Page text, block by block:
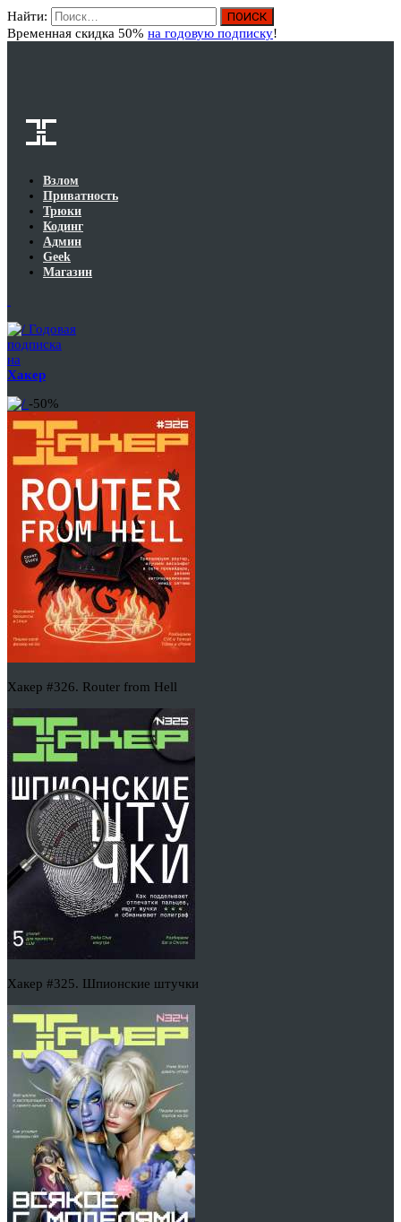
Найти:
Временная скидка 50% на годовую подписку!
Взлом
Приватность
Трюки
Кодинг
Админ
Geek
Магазин
Годовая
подписка
на
Хакер
-50%
Хакер #326. Router from Hell
Хакер #325. Шпионские штучки